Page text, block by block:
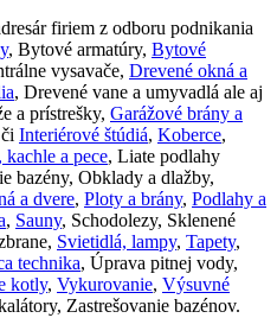
firiem z odboru podnikania
, Bytové armatúry, Bytové
vysavače, Drevené okná a
, Drevené vane a umyvadlá ale aj
a prístrešky, Garážové brány a
či Interiérové štúdiá, Koberce,
a pece, Liate podlahy
bazény, Obklady a dlažby,
a dvere, Ploty a brány, Podlahy a
, Sauny, Schodolezy, Sklenené
Svietidlá, lampy, Tapety,
technika, Úprava pitnej vody,
kotly, Vykurovanie, Výsuvné
Zastrešovanie bazénov.